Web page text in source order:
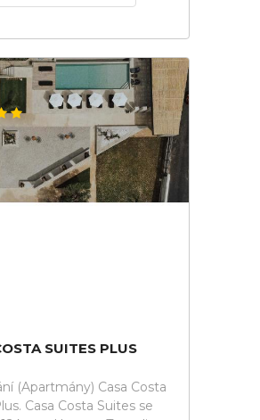
SUITES PLUS
(Apartmány) Casa Costa
Casa Costa Suites se